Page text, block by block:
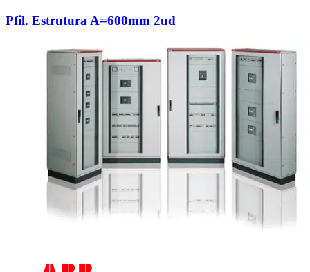
Pfil. Estrutura A=600mm 2ud